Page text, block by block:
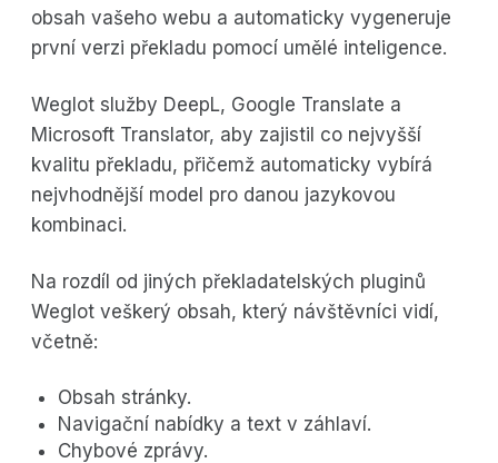
obsah vašeho webu a automaticky vygeneruje
první verzi překladu pomocí umělé inteligence.
Weglot služby DeepL, Google Translate a
Microsoft Translator, aby zajistil co nejvyšší
kvalitu překladu, přičemž automaticky vybírá
nejvhodnější model pro danou jazykovou
kombinaci.
Na rozdíl od jiných překladatelských pluginů
Weglot veškerý obsah, který návštěvníci vidí,
včetně:
Obsah stránky.
Navigační nabídky a text v záhlaví.
Chybové zprávy.